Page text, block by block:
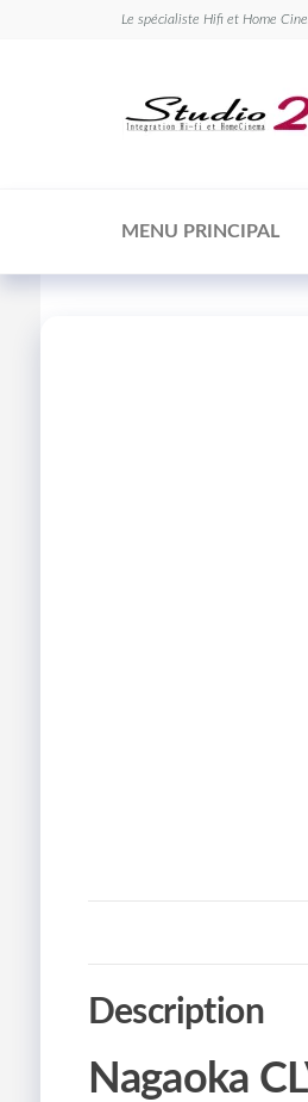
Le spécialiste Hifi et Home
MENU PRINCIPAL
Description
Nagaoka